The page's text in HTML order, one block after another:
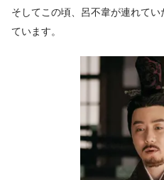
そしてこの頃、呂不韋が連れて
ています。